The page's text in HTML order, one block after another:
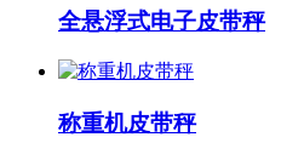
全悬浮式电子皮带秤
称重机皮带秤